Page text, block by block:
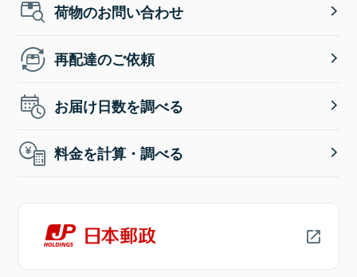
荷物のお問い合わせ
再配達のご依頼
お届け日数を調べる
料金を計算・調べる